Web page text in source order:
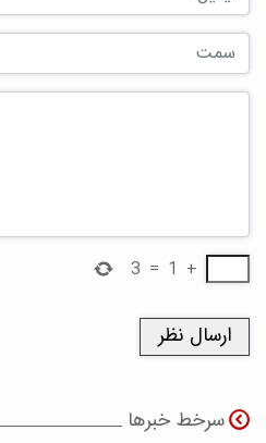
+
1
=
3
سرخط خبرها